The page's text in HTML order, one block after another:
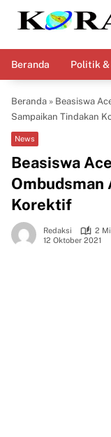
Beranda Politik
Beranda » Beasiswa
Sampaikan Tindakan
News
Beasiswa
Ombudsman
Korektif
Redaksi
2
12 Oktober 2021